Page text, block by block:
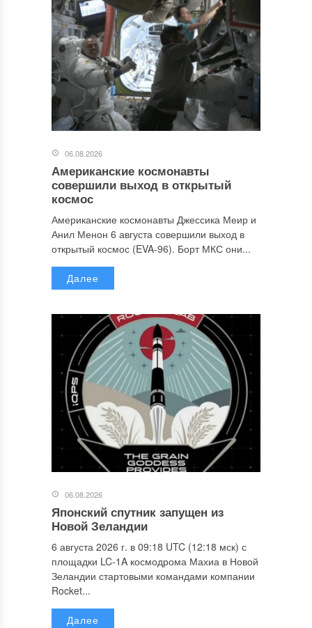
06.08.2026
Американские космонавты
совершили выход в открытый
космос
Американские космонавты Джессика Меир и
Анил Менон 6 августа совершили выход в
открытый космос (EVA-96). Борт МКС они...
Далее
06.08.2026
Японский спутник запущен из
Новой Зеландии
6 августа 2026 г. в 09:18 UTC (12:18 мск) с
площадки LC-1A космодрома Махиа в Новой
Зеландии стартовыми командами компании
Rocket...
Далее